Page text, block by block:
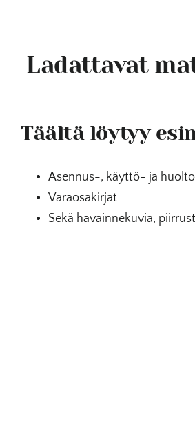
Ladattavat
Täältä löytyy
Asennus-, käyttö- ja
Varaosakirjat
Sekä havainnekuvia,